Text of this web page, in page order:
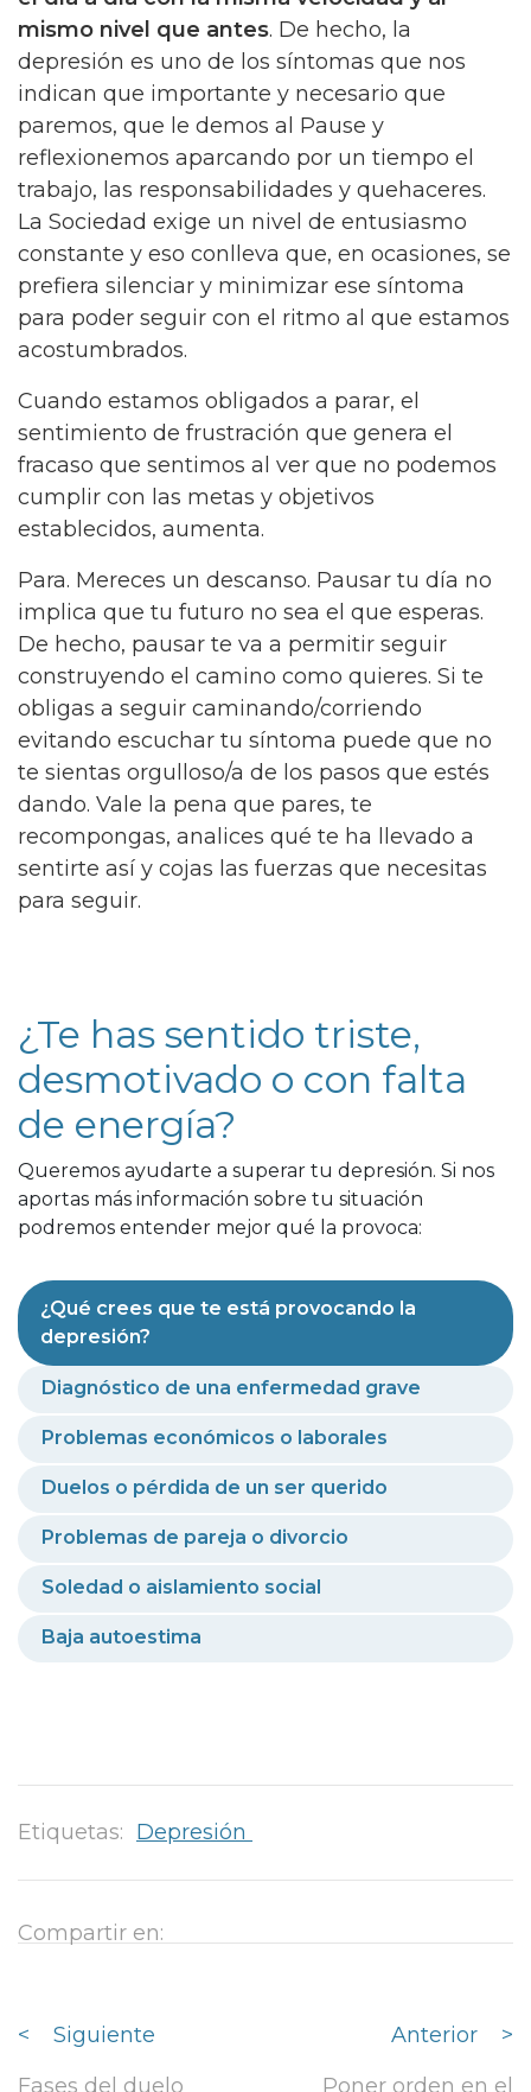
mismo nivel que antes. De hecho, la
depresión es uno de los síntomas que nos
indican que importante y necesario que
paremos, que le demos al Pause y
reflexionemos aparcando por un tiempo el
trabajo, las responsabilidades y quehaceres.
La Sociedad exige un nivel de entusiasmo
constante y eso conlleva que, en ocasiones, se
prefiera silenciar y minimizar ese síntoma
para poder seguir con el ritmo al que estamos
acostumbrados.
Cuando estamos obligados a parar, el
sentimiento de frustración que genera el
fracaso que sentimos al ver que no podemos
cumplir con las metas y objetivos
establecidos, aumenta.
Para. Mereces un descanso. Pausar tu día no
implica que tu futuro no sea el que esperas.
De hecho, pausar te va a permitir seguir
construyendo el camino como quieres. Si te
obligas a seguir caminando/corriendo
evitando escuchar tu síntoma puede que no
te sientas orgulloso/a de los pasos que estés
dando. Vale la pena que pares, te
recompongas, analices qué te ha llevado a
sentirte así y cojas las fuerzas que necesitas
para seguir.
¿Te has sentido triste,
desmotivado o con falta
de energía?
Queremos ayudarte a superar tu depresión. Si nos
aportas más información sobre tu situación
podremos entender mejor qué la provoca:
¿Qué crees que te está provocando la
depresión?
Diagnóstico de una enfermedad grave
Problemas económicos o laborales
Duelos o pérdida de un ser querido
Problemas de pareja o divorcio
Soledad o aislamiento social
Baja autoestima
Etiquetas: Depresión
Compartir en:
<
Siguiente
Fases del duelo
Anterior
>
Poner orden en el